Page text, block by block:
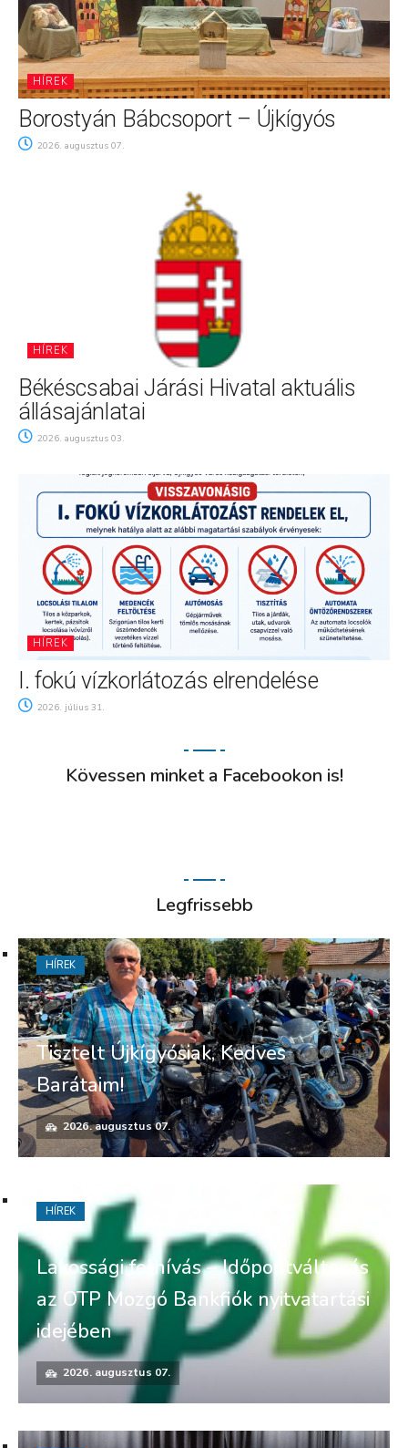
HÍREK
Borostyán Bábcsoport – Újkígyós
2026. augusztus 07.
HÍREK
Békéscsabai Járási Hivatal aktuális
állásajánlatai
2026. augusztus 03.
HÍREK
I. fokú vízkorlátozás elrendelése
2026. július 31.
Kövessen minket a Facebookon is!
Legfrissebb
Tisztelt Újkígyósiak, Kedves
Barátaim!
2026. augusztus 07.
HÍREK
Lakossági felhívás – Időpontváltozás
az OTP Mozgó Bankfiók nyitvatartási
idejében
2026. augusztus 07.
HÍREK